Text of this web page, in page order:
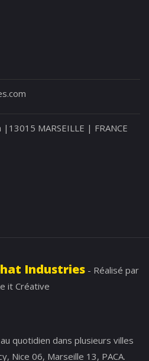
MARSEILLE | FRANCE
Industries- Réalisé par
it Créative
au quotidien dans plusieurs villes
, Nice 06, Marseille 13, PACA.